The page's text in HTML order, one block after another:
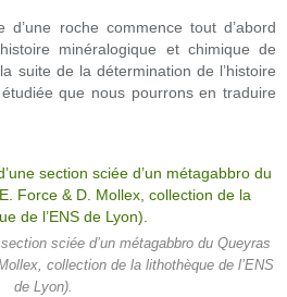
d’une roche commence tout d’abord
minéralogique et chimique de
suite de la détermination de l’histoire
que nous pourrons en traduire
sciée d’un métagabbro du Queyras
collection de la lithothèque de l’ENS
de Lyon).